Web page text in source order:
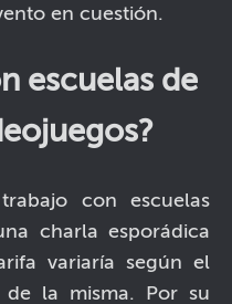
en cuestión.
escuelas de
con escuelas
charla esporádica
variaría según el
la misma. Por su